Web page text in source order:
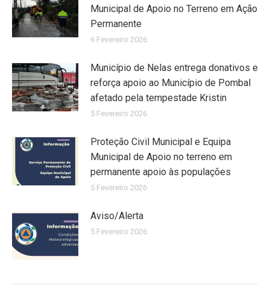
Municipal de Apoio no Terreno em Ação
Permanente
6 Fevereiro 2026
Município de Nelas entrega donativos e
reforça apoio ao Município de Pombal
afetado pela tempestade Kristin
5 Fevereiro 2026
Proteção Civil Municipal e Equipa
Municipal de Apoio no terreno em
permanente apoio às populações
5 Fevereiro 2026
Aviso/Alerta
5 Fevereiro 2026